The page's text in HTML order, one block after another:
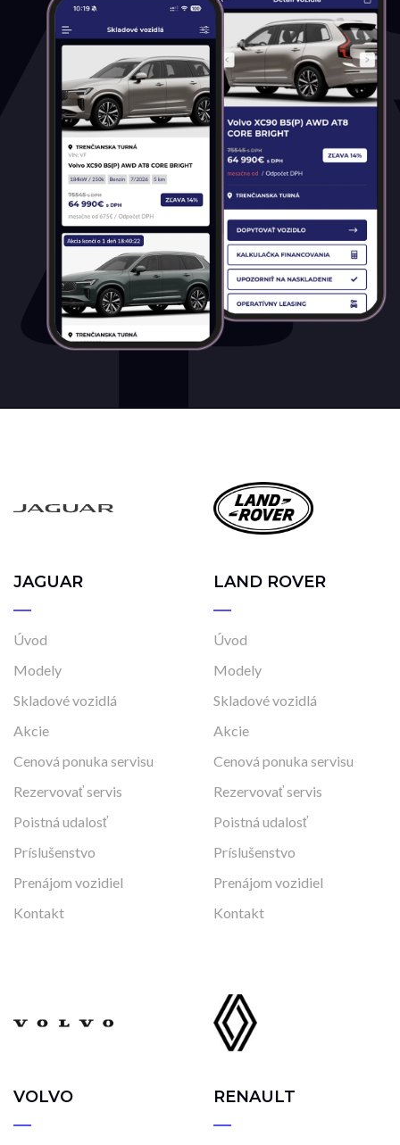
JAGUAR
Úvod
Modely
Skladové vozidlá
Akcie
Cenová ponuka servisu
Rezervovať servis
Poistná udalosť
Príslušenstvo
Prenájom vozidiel
Kontakt
LAND ROVER
Úvod
Modely
Skladové vozidlá
Akcie
Cenová ponuka servisu
Rezervovať servis
Poistná udalosť
Príslušenstvo
Prenájom vozidiel
Kontakt
VOLVO RENAULT